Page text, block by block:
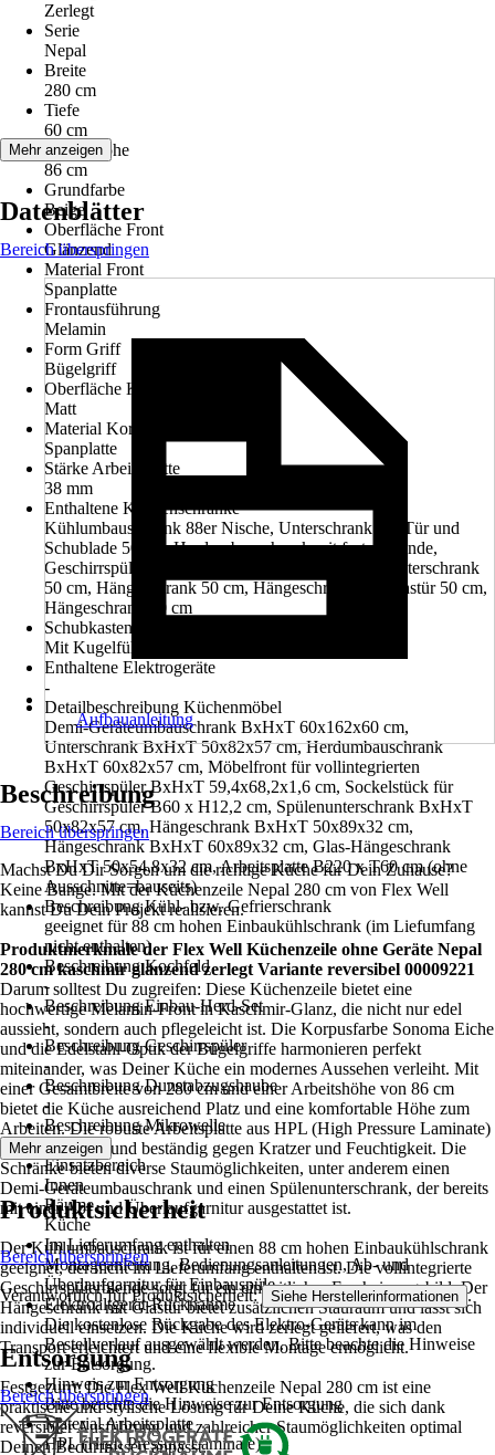
Zerlegt
Serie
Nepal
Breite
280 cm
Tiefe
60 cm
Arbeitshöhe
86 cm
Grundfarbe
Beige
Oberfläche Front
Glänzend
Material Front
Spanplatte
Frontausführung
Melamin
Form Griff
Bügelgriff
Oberfläche Korpus
Matt
Material Korpus
Spanplatte
Stärke Arbeitsplatte
38 mm
Enthaltene Küchenschränke
Kühlumbauschrank 88er Nische, Unterschrank mit Tür und
Schublade 50 cm, Herdumbauschrank mit fester Blende,
Geschirrspülerblende vollintegriert 60 cm, Spülenunterschrank
50 cm, Hängeschrank 50 cm, Hängeschrank mit Glastür 50 cm,
Hängeschrank 60 cm
Schubkastenausführung
Mit Kugelführung und Spanplattenzarge
Enthaltene Elektrogeräte
-
Detailbeschreibung Küchenmöbel
Demi-Geräteumbauschrank BxHxT 60x162x60 cm,
Unterschrank BxHxT 50x82x57 cm, Herdumbauschrank
BxHxT 60x82x57 cm, Möbelfront für vollintegrierten
Geschirrspüler BxHxT 59,4x68,2x1,6 cm, Sockelstück für
Geschirrspüler B60 x H12,2 cm, Spülenunterschrank BxHxT
50x82x57 cm, Hängeschrank BxHxT 50x89x32 cm,
Hängeschrank BxHxT 60x89x32 cm, Glas-Hängeschrank
BxHxT 50x54,8x32 cm, Arbeitsplatte B220 x T60 cm (ohne
Ausschnitte=bauseits)
Beschreibung Kühl- bzw. Gefrierschrank
geeignet für 88 cm hohen Einbaukühlschrank (im Liefumfang
nicht enthalten)
Beschreibung Kochfeld
-
Beschreibung Einbau-Herd-Set
-
Beschreibung Geschirrspüler
-
Beschreibung Dunstabzugshaube
-
Beschreibung Mikrowelle
-
Einsatzbereich
Innen
Räume
Küche
Im Lieferumfang enthalten
Montageanleitung, Bedienungsanleitungen, Ab- und
Überlaufgarnitur für Einbauspüle
Elektroaltgerät-Rücknahme
Die kostenlose Rückgabe des Elektro-Geräts kann im
Bestellverlauf ausgewählt werden. Bitte beachte die Hinweise
zur Entsorgung.
Hinweis zur Entsorgung
Bitte beachte die Hinweise zur Entsorgung
Material Arbeitsplatte
HPL (High Pressure Laminate)
Mehr anzeigen
Datenblätter
Bereich überspringen
Aufbauanleitung
Beschreibung
Bereich überspringen
Machst Du Dir Sorgen um die richtige Küche für Dein Zuhause?
Keine Bange. Mit der Küchenzeile Nepal 280 cm von Flex Well
kannst Du Dein Projekt realisieren.
Produktmerkmale der Flex Well Küchenzeile ohne Geräte Nepal
280 cm kaschmir glänzend zerlegt Variante reversibel 00009221
Darum solltest Du zugreifen: Diese Küchenzeile bietet eine
hochwertige Melamin-Front in Kaschmir-Glanz, die nicht nur edel
aussieht, sondern auch pflegeleicht ist. Die Korpusfarbe Sonoma Eiche
und die Edelstahl-Optik der Bügelgriffe harmonieren perfekt
miteinander, was Deiner Küche ein modernes Aussehen verleiht. Mit
einer Gesamtbreite von 280 cm und einer Arbeitshöhe von 86 cm
bietet die Küche ausreichend Platz und eine komfortable Höhe zum
Arbeiten. Die robuste Arbeitsplatte aus HPL (High Pressure Laminate)
ist 38 mm stark und beständig gegen Kratzer und Feuchtigkeit. Die
Schränke bieten diverse Staumöglichkeiten, unter anderem einen
Demi-Geräteumbauschrank und einen Spülenunterschrank, der bereits
mit einer Ab- und Überlaufgarnitur ausgestattet ist.
Der Kühlumbauschrank ist für einen 88 cm hohen Einbaukühlschrank
geeignet, der nicht im Lieferumfang enthalten ist. Die vollintegrierte
Geschirrspülerblende sorgt für ein einheitliches Erscheinungsbild. Der
Hängeschrank mit Glastür bietet zusätzlichen Stauraum und lässt sich
individuell einsetzen. Die Küche wird zerlegt geliefert, was den
Transport erleichtert und eine flexible Montage ermöglicht.
Festgezurrt: Die Flex Well Küchenzeile Nepal 280 cm ist eine
praktische und stylische Lösung für Deine Küche, die sich dank
reversibler Ausführung und zahlreicher Staumöglichkeiten optimal
Deinen Bedürfnissen anpasst.
Mehr anzeigen
Produktsicherheit
Bereich überspringen
Verantwortlich für Produktsicherheit: Siehe Herstellerinformationen .
Entsorgung
Bereich überspringen